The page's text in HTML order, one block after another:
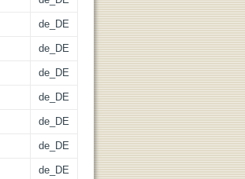
de_DE
de_DE
de_DE
de_DE
de_DE
de_DE
de_DE